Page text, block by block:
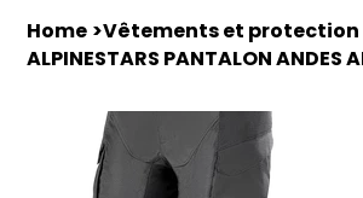
Home >Vêtements et protection
ALPINESTARS PANTALON ANDES